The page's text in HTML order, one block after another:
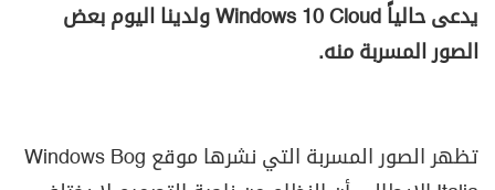
يدعى حالياً
Windows 10 Cloud ولدينا اليوم بعض
الصور المسربة منه.
تظهر الصور المسربة التي نشرها موقع Windows Bog